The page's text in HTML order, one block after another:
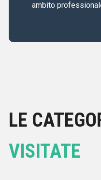
ambito
LE
VISITATE